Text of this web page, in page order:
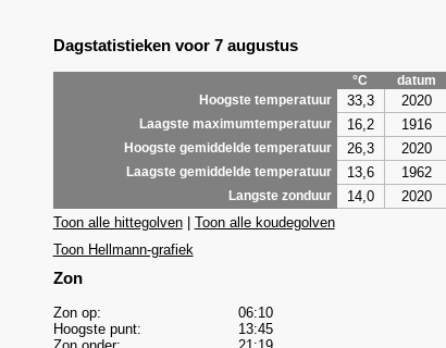
Dagstatistieken voor 7 augustus
°C
datum
Hoogste temperatuur
33,3 2020
Laagste maximumtemperatuur 16,2 1916
Hoogste gemiddelde temperatuur 26,3 2020
Laagste gemiddelde temperatuur 13,6 1962
Langste zonduur 14,0
2020
Toon alle hittegolven| Toon alle koudegolven
Toon Hellmann-grafiek
Zon
Zon op:
06:10
Hoogste punt:
13:45